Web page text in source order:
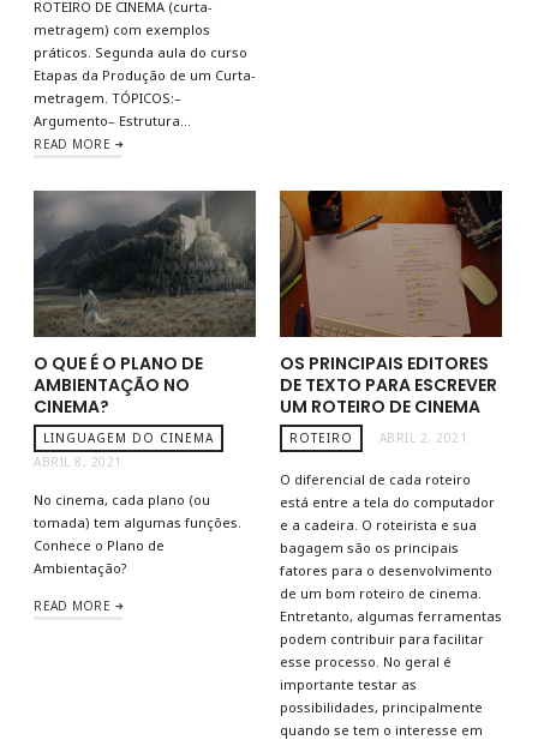
ROTEIRO DE CINEMA (curta-
metragem) com exemplos
práticos. Segunda aula do curso
Etapas da Produção de um Curta-
metragem. TÓPICOS:–
Argumento– Estrutura…
READ MORE
O QUE É O PLANO DE
AMBIENTAÇÃO NO
CINEMA?
LINGUAGEM DO CINEMA
ABRIL 8, 2021
No cinema, cada plano (ou
tomada) tem algumas funções.
Conhece o Plano de
Ambientação?
READ MORE
OS PRINCIPAIS EDITORES
DE TEXTO PARA ESCREVER
UM ROTEIRO DE CINEMA
ROTEIRO ABRIL 2, 2021
O diferencial de cada roteiro
está entre a tela do computador
e a cadeira. O roteirista e sua
bagagem são os principais
fatores para o desenvolvimento
de um bom roteiro de cinema.
Entretanto, algumas ferramentas
podem contribuir para facilitar
esse processo. No geral é
importante testar as
possibilidades, principalmente
quando se tem o interesse em